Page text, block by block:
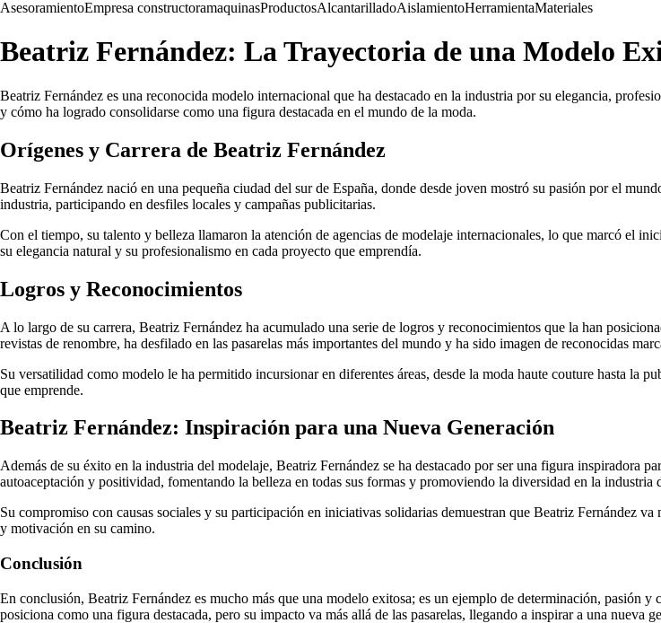
AsesoramientoEmpresa constructoramaquinasProductosAlcantarilladoAislamientoHerramientaMateriales
Beatriz Fernández: La Trayectoria de una Modelo
Beatriz Fernández es una reconocida modelo internacional que ha destacado en la industria por su elegancia,
y cómo ha logrado consolidarse como una figura destacada en el mundo de la moda.
Orígenes y Carrera de Beatriz Fernández
Beatriz Fernández nació en una pequeña ciudad del sur de España, donde desde joven mostró su pasión por el
industria, participando en desfiles locales y campañas publicitarias.
Con el tiempo, su talento y belleza llamaron la atención de agencias de modelaje internacionales, lo que marcó el
su elegancia natural y su profesionalismo en cada proyecto que emprendía.
Logros y Reconocimientos
A lo largo de su carrera, Beatriz Fernández ha acumulado una serie de logros y reconocimientos que la han
revistas de renombre, ha desfilado en las pasarelas más importantes del mundo y ha sido imagen de reconocidas
Su versatilidad como modelo le ha permitido incursionar en diferentes áreas, desde la moda haute couture hasta la
que emprende.
Beatriz Fernández: Inspiración para una Nueva Generación
Además de su éxito en la industria del modelaje, Beatriz Fernández se ha destacado por ser una figura inspiradora
autoaceptación y positividad, fomentando la belleza en todas sus formas y promoviendo la diversidad en la industria
Su compromiso con causas sociales y su participación en iniciativas solidarias demuestran que Beatriz Fernández
y motivación en su camino.
Conclusión
En conclusión, Beatriz Fernández es mucho más que una modelo exitosa; es un ejemplo de determinación, pasión
posiciona como una figura destacada, pero su impacto va más allá de las pasarelas, llegando a inspirar a una nueva